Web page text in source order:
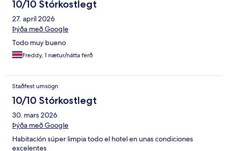
10/10 Stórkostlegt
27. apríl 2026
Þýða með Google
Todo muy bueno
Freddy, 1 nætur/nátta ferð
Staðfest umsögn
10/10 Stórkostlegt
30. mars 2026
Þýða með Google
Habitación súper limpia todo el hotel en unas condiciones
excelentes